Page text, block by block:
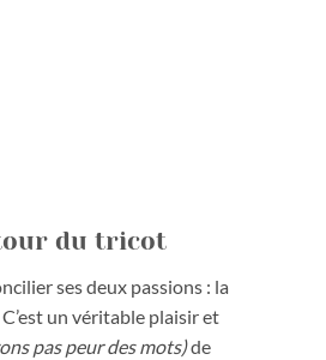
du tricot
ses deux passions : la
C’est un véritable plaisir et
pas peur des mots)de